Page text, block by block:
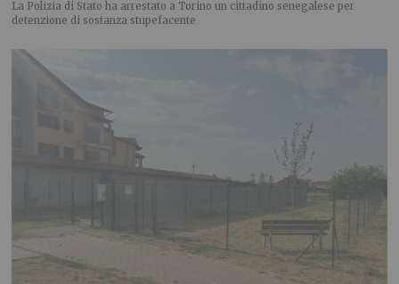
La Polizia di Stato ha arrestato a Torino un cittadino senegalese per
detenzione di sostanza stupefacente